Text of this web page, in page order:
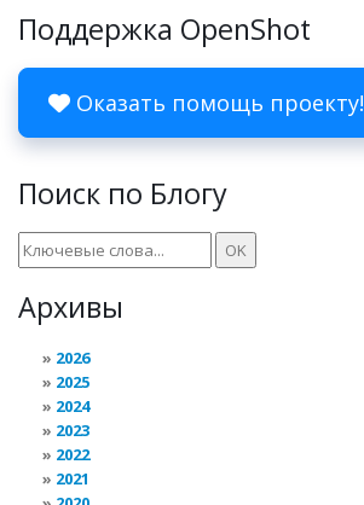
Поддержка OpenShot
Оказать помощь проекту!
Поиск по Блогу
Архивы
2026
2025
2024
2023
2022
2021